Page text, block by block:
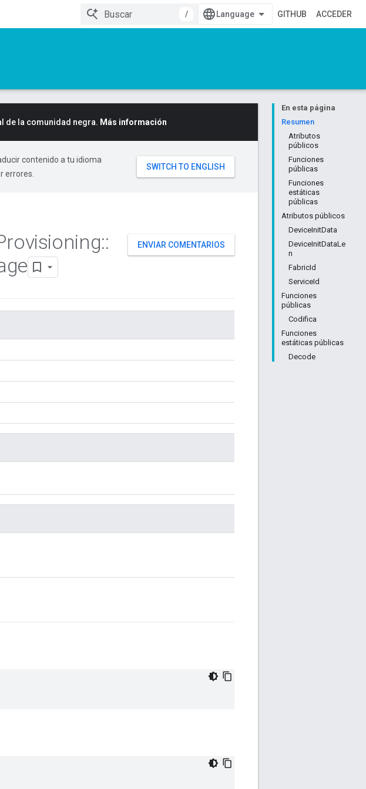
/
GITHUB ACCEDER
En esta página
Resumen
Atributos
públicos
Funciones
públicas
Funciones
estáticas
públicas
Atributos públicos
DeviceInitData
DeviceInitDataLe
n
FabricId
ServiceId
Funciones
públicas
Codifica
Funciones
estáticas públicas
Decode
de la comunidad negra. Más información
contenido a tu idioma
errores.
ENVIAR COMENTARIOS
::